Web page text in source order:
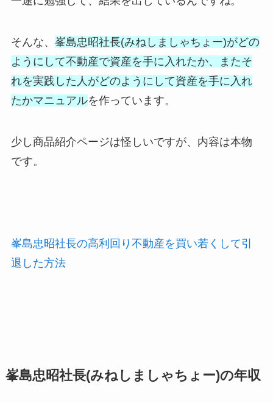
そんな、 峯島忠昭社長(みねしましゃちょー)がどの
ようにして不動産で資産を手に入れたか、またそ
れを実践した人がどのようにして資産を手に入れ
たかマニュアルを作っています。
少し商品紹介ページは怪しいですが、内容は本物
です。
峯島忠昭社長の高利回り不動産を買い若くして引
退した方法
峯島忠昭社長(みねしましゃちょー)の年収